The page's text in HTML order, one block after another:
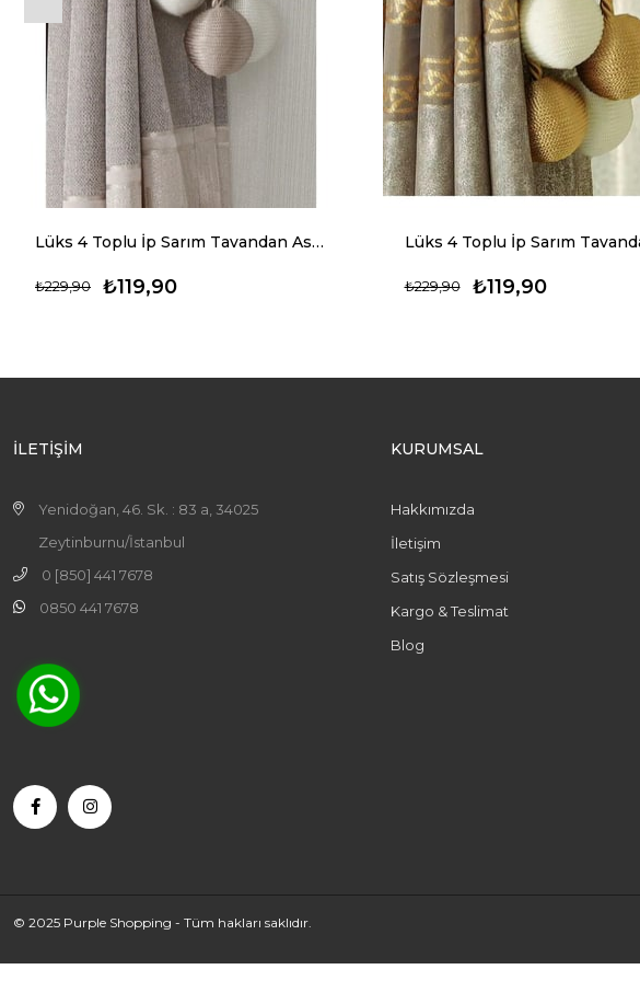
Lüks 4 Toplu İp Sarım Tavandan Asmalı Toplama Perde Aksesuarı (Braçol)
₺119,90
₺229,90 ₺119,90
₺229,90
İLETİŞİM
Yenidoğan, 46. Sk. : 83 a, 34025
Zeytinburnu/İstanbul
0 [850] 441 7678
0850 441 7678
KURUMSAL
Hakkımızda
İletişim
Satış Sözleşmesi
Kargo & Teslimat
Blog
© 2025 Purple Shopping - Tüm hakları saklıdır.